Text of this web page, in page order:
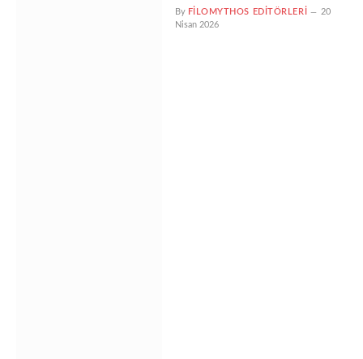
By FILOMYTHOS EDITÖRLERI
20
Nisan 2026